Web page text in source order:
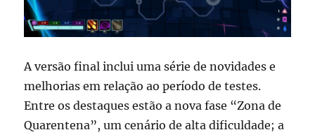
A versão final inclui uma série de novidades e
melhorias em relação ao período de testes.
Entre os destaques estão a nova fase “Zona de
Quarentena”, um cenário de alta dificuldade; a